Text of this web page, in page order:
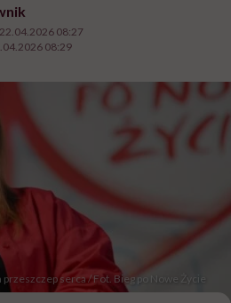
22.04.2026 08:27
08:29
przeszczep serca / Fot. Bieg po Nowe Życie